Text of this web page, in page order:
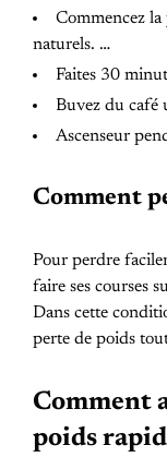
Commencez la
naturels. …
Faites 30
Buvez du café
Ascenseur
Comment
Pour perdre
faire ses courses
Dans cette
perte de poids
Comment
poids